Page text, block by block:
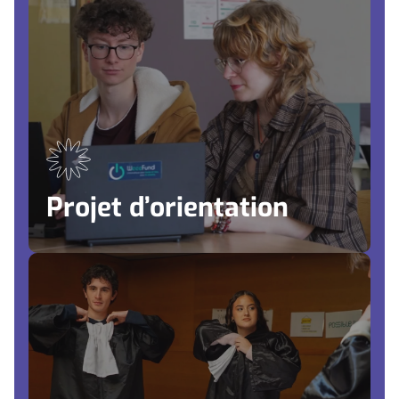
Projet d’orientation
Mon projet d’orientation
Développer ses compétences d'orientation
Bénéficier d'un coaching individuel
Apprendre à valoriser son parcours et ses
expériences
Construire ses candidatures et préparer la suite de
son parcours
Être accompagné sur Parcoursup, lorsque cela est
nécessaire
Parcours d’ouverture
Culture
Prendre soin de soi et des autres